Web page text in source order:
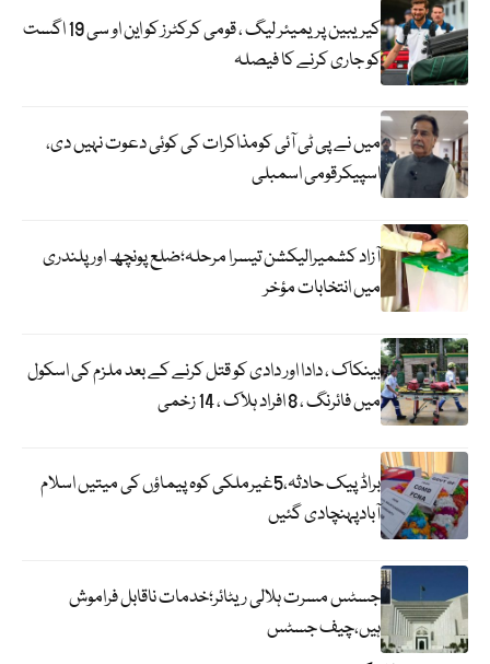
کیریبین پریمیئر لیگ ، قومی کرکٹرز کو این او سی 19 اگست
کو جاری کرنے کا فیصلہ
میں نے پی ٹی آئی کومذاکرات کی کوئی دعوت نہیں دی،
اسپیکرقومی اسمبلی
آزاد کشمیرالیکشن تیسرا مرحلہ؛ضلع پونچھ اور پلندری
میں انتخابات مؤخر
بینکاک ، دادا اور دادی کو قتل کرنے کے بعد ملزم کی اسکول
میں فائرنگ ، 8 افراد ہلاک ، 14 زخمی
براڈ پیک حادثہ،5غیرملکی کوہ پیماؤں کی میتیں اسلام
آبادپہنچادی گئیں
جسٹس مسرت ہلالی ریٹائر؛خدمات ناقابل فراموش
ہیں،چیف جسٹس